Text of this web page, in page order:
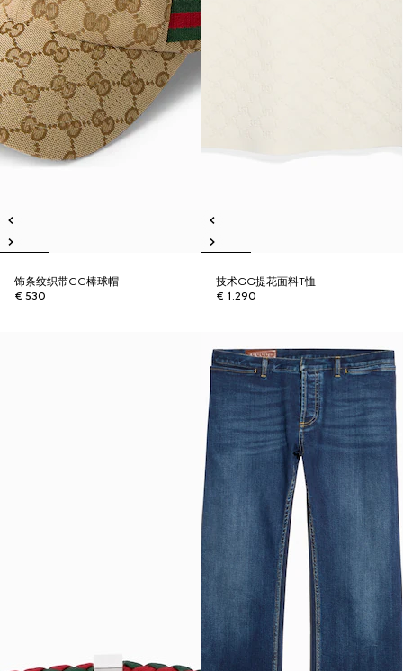
饰条纹织带GG棒球帽
€ 530
技术GG提花面料T恤
€ 1.290